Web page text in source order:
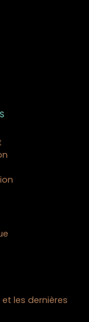
les dernières